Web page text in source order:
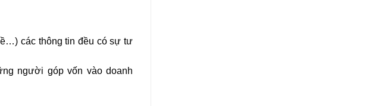
các thông tin đều có sự tư
người góp vốn vào doanh